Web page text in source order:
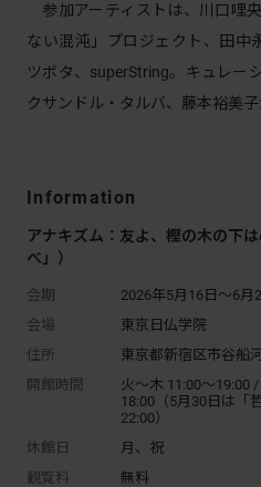
参加アーティストは、川口哩
ない混沌」プロジェクト、田中
ツボタ、superString。キュレー
クサンドル・タルバ、藤本裕美子
Information
アナキズム：友よ、樫の木の下
べ」）
会期
2026年5月16日～6月
会場
東京日仏学院
住所
東京都新宿区市谷船
開館時間
火～木 11:00～19:00
18:00（5月30日は「
22:00）
休館日
月、祝
観覧料
無料